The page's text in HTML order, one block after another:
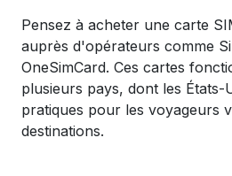
Pensez à acheter une carte
auprès d'opérateurs comme
OneSimCard. Ces cartes
plusieurs pays, dont les États-
pratiques pour les voyageurs
destinations.